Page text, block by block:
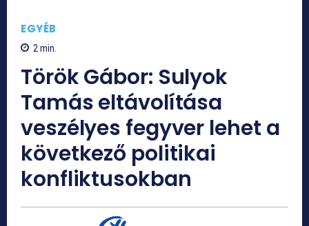
EGYÉB
2min.
Török Gábor: Sulyok
Tamás eltávolítása
veszélyes fegyver lehet a
következő politikai
konfliktusokban